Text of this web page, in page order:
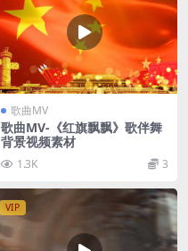
歌曲MV
歌曲MV-《红旗飘飘》歌伴舞
背景视频素材
1.3K 3
VIP